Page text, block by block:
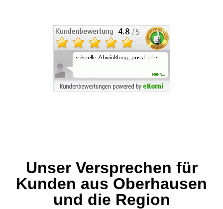
Unser Versprechen für
Kunden aus Oberhausen
und die Region